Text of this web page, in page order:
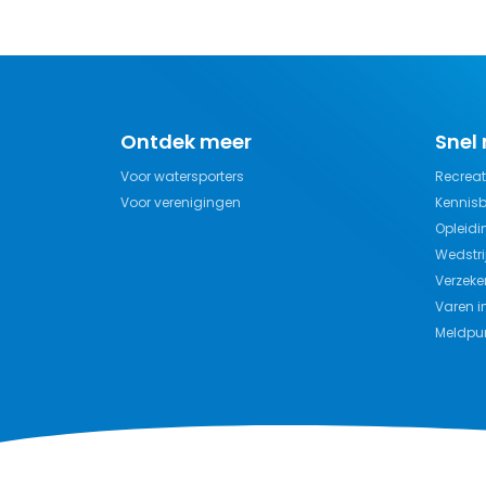
Ontdek meer
Voor watersporters
Voor verenigingen
Snel
Varen